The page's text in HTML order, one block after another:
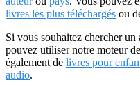
livres les plus téléchargés ou
Si vous souhaitez chercher
pouvez utiliser notre moteur
également de livres pour
audio.